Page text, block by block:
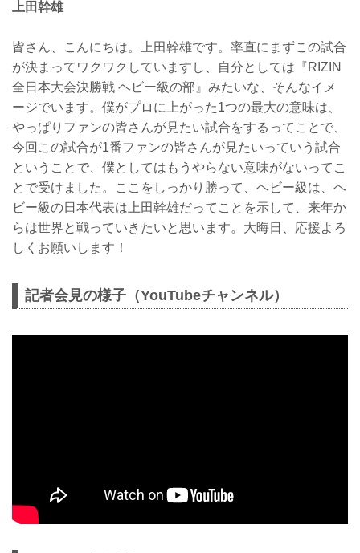
上田幹雄
皆さん、こんにちは。上田幹雄です。率直にまずこの試合
が決まってワクワクしていますし、自分としては『RIZIN
全日本大会決勝戦 ヘビー級の部』みたいな、そんなイメ
ージでいます。僕がプロに上がった1つの最大の意味は、
やっぱりファンの皆さんが見たい試合をするってことで、
今回この試合が1番ファンの皆さんが見たいっていう試合
ということで、僕としてはもうやらない意味がないってこ
とで受けました。ここをしっかり勝って、ヘビー級は、ヘ
ビー級の日本代表は上田幹雄だってことを示して、来年か
らは世界と戦っていきたいと思います。大晦日、応援よろ
しくお願いします！
記者会見の様子（YouTubeチャンネル）